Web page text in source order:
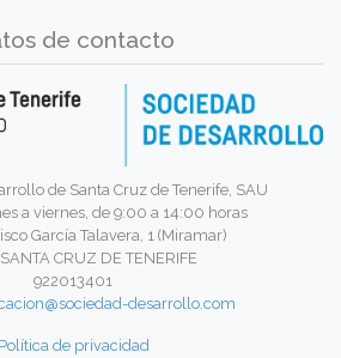
de contacto
de Santa Cruz de Tenerife, SAU
a viernes, de 9:00 a 14:00 horas
García Talavera, 1 (Miramar)
CRUZ DE TENERIFE
922013401
desarrollo.com
Política de privacidad